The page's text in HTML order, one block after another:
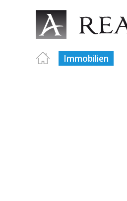
Immobilien